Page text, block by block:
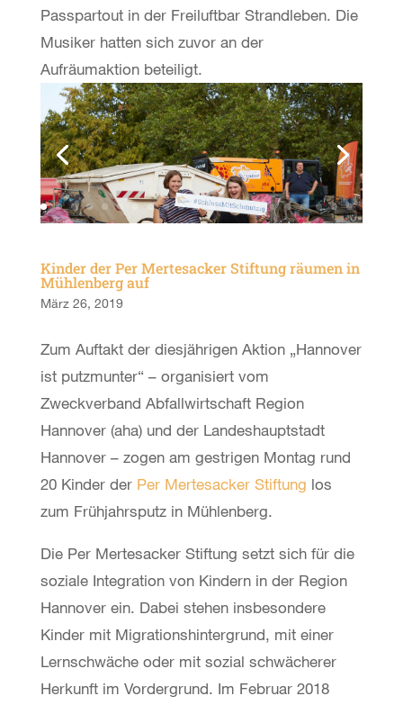
Passpartout in der Freiluftbar Strandleben. Die
Musiker hatten sich zuvor an der
Aufräumaktion beteiligt.
Kinder der Per Mertesacker Stiftung räumen in
Mühlenberg auf
März 26, 2019
Zum Auftakt der diesjährigen Aktion „Hannover
ist putzmunter“ – organisiert vom
Zweckverband Abfallwirtschaft Region
Hannover (aha) und der Landeshauptstadt
Hannover – zogen am gestrigen Montag rund
20 Kinder der Per Mertesacker Stiftung los
zum Frühjahrsputz in Mühlenberg.
Die Per Mertesacker Stiftung setzt sich für die
soziale Integration von Kindern in der Region
Hannover ein. Dabei stehen insbesondere
Kinder mit Migrationshintergrund, mit einer
Lernschwäche oder mit sozial schwächerer
Herkunft im Vordergrund. Im Februar 2018